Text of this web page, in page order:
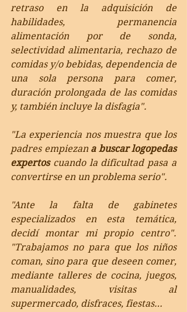
retraso en la adquisición de
habilidades, permanencia
alimentación por de sonda,
selectividad alimentaria, rechazo de
comidas y/o bebidas, dependencia de
una sola persona para comer,
duración prolongada de las comidas
y, también incluye la disfagia".
"La experiencia nos muestra que los
padres empiezan a buscar logopedas
expertos cuando la dificultad pasa a
convertirse en un problema serio".
"Ante la falta de gabinetes
especializados en esta temática,
decidí montar mi propio centro".
"Trabajamos no para que los niños
coman, sino para que deseen comer,
mediante talleres de cocina, juegos,
manualidades, visitas al
supermercado, disfraces, fiestas…